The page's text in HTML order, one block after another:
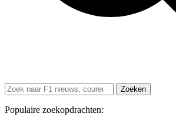
Zoeken
Populaire zoekopdrachten: